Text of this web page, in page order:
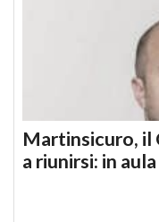
Martinsicuro, il
a riunirsi: in